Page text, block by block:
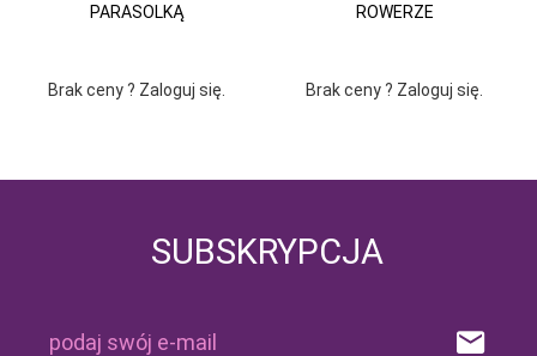
PARASOLKĄ
Brak ceny ? Zaloguj się.
ROWERZE
Brak ceny ? Zaloguj się.
SUBSKRYPCJA
podaj swój e-mail